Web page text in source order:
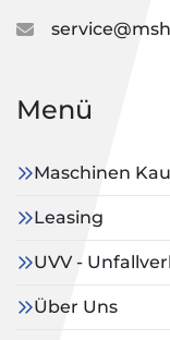
Menü
Maschinen
Leasing
UVV -
Über Uns